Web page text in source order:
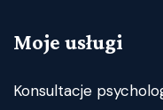
Moje usługi
Konsultacje